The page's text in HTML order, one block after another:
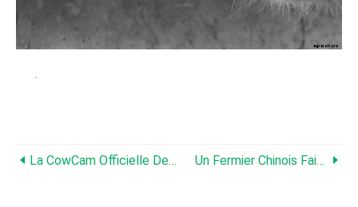
.
La CowCam Officielle De ModFarm Un Fermier Chinois Fait Voler Des Cochons